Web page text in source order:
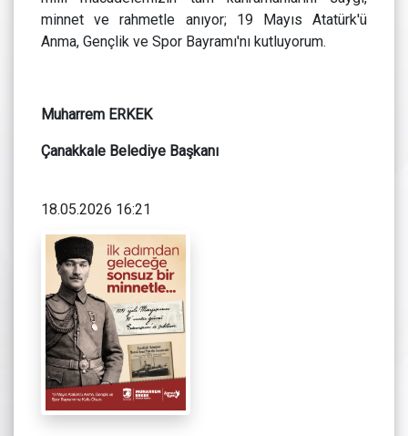
minnet ve rahmetle anıyor; 19 Mayıs Atatürk'ü
Anma, Gençlik ve Spor Bayramı'nı kutluyorum.
Muharrem ERKEK
Çanakkale Belediye Başkanı
18.05.2026 16:21